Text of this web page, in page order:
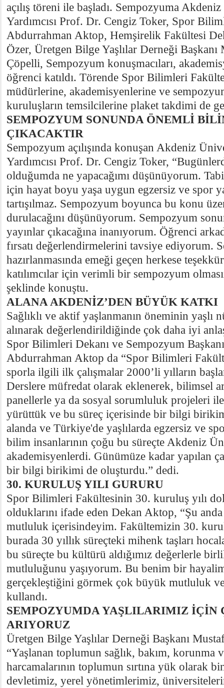
açılış töreni ile başladı. Sempozyuma
Yardımcısı Prof. Dr. Cengiz Toker, Spor
Abdurrahman Aktop, Hemşirelik Fakültesi
Özer, Üretgen Bilge Yaşlılar Derneği Başkanı
Çöpelli, Sempozyum konuşmacıları,
öğrenci katıldı. Törende Spor Bilimleri
müdürlerine, akademisyenlerine ve
kuruluşların temsilcilerine plaket takdimi de
SEMPOZYUM SONUNDA ÖNEMLİ
ÇIKACAKTIR
Sempozyum açılışında konuşan Akdeniz
Yardımcısı Prof. Dr. Cengiz Toker,
olduğumda ne yapacağımı düşünüyorum.
için hayat boyu yaşa uygun egzersiz ve spor
tartışılmaz. Sempozyum boyunca bu konu
durulacağını düşünüyorum. Sempozyum
yayınlar çıkacağına inanıyorum. Öğrenci
fırsatı değerlendirmelerini tavsiye ediyorum.
hazırlanmasında emeği geçen herkese
katılımcılar için verimli bir sempozyum
şeklinde konuştu.
ALANA AKDENİZ’DEN BÜYÜK KATKI
Sağlıklı ve aktif yaşlanmanın öneminin yaşlı
alınarak değerlendirildiğinde çok daha iyi
Spor Bilimleri Dekanı ve Sempozyum
Abdurrahman Aktop da “Spor Bilimleri
sporla ilgili ilk çalışmalar 2000’li yılların
Derslere müfredat olarak eklenerek, bilimsel
panellerle ya da sosyal sorumluluk projeleri ile
yürüttük ve bu süreç içerisinde bir bilgi
alanda ve Türkiye'de yaşlılarda egzersiz ve
bilim insanlarının çoğu bu süreçte Akdeniz
akademisyenlerdi. Günümüze kadar yapılan
bir bilgi birikimi de oluşturdu.” dedi.
30. KURULUŞ YILI GURURU
Spor Bilimleri Fakültesinin 30. kuruluş yılı
olduklarını ifade eden Dekan Aktop, “Şu
mutluluk içerisindeyim. Fakültemizin 30.
burada 30 yıllık süreçteki mihenk taşları
bu süreçte bu kültürü aldığımız değerlerle
mutluluğunu yaşıyorum. Bu benim bir
gerçekleştiğini görmek çok büyük mutluluk
kullandı.
SEMPOZYUMDA YAŞLILARIMIZ İÇİN
ARIYORUZ
Üretgen Bilge Yaşlılar Derneği Başkanı
“Yaşlanan toplumun sağlık, bakım, korunma
harcamalarının toplumun sırtına yük olarak
devletimiz, yerel yönetimlerimiz,